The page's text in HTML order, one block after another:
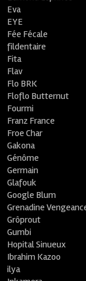
Eva
EYE
Fée Fécale
fildentaire
Fita
Flav
Flo BRK
Floflo Butternut
Fourmi
Franz France
Froe Char
Gakona
Génôme
Germain
Glafouk
Google Blum
Grenadine
Grôprout
Gumbi
Hopital Sinueux
Ibrahim Kazoo
ilya